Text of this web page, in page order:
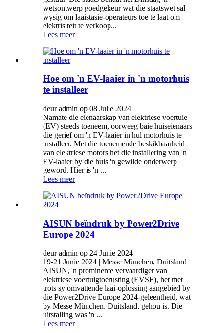
wetsontwerp goedgekeur wat die staatswet sal
wysig om laaistasie-operateurs toe te laat om
elektrisiteit te verkoop...
Lees meer
Hoe om 'n EV-laaier in 'n motorhuis
te installeer
deur admin op 08 Julie 2024
Namate die eienaarskap van elektriese voertuie
(EV) steeds toeneem, oorweeg baie huiseienaars
die gerief om 'n EV-laaier in hul motorhuis te
installeer. Met die toenemende beskikbaarheid
van elektriese motors het die installering van 'n
EV-laaier by die huis 'n gewilde onderwerp
geword. Hier is 'n ...
Lees meer
AISUN beïndruk by Power2Drive
Europe 2024
deur admin op 24 Junie 2024
19-21 Junie 2024 | Messe München, Duitsland
AISUN, 'n prominente vervaardiger van
elektriese voertuigtoerusting (EVSE), het met
trots sy omvattende laai-oplossing aangebied by
die Power2Drive Europe 2024-geleentheid, wat
by Messe München, Duitsland, gehou is. Die
uitstalling was 'n ...
Lees meer